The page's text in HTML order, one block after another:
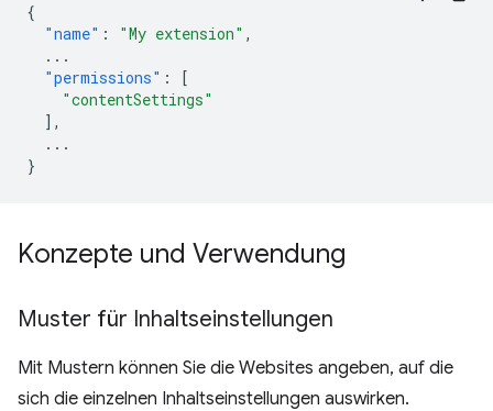
{
"name" : "My extension" ,
...
"permissions" :
[
"contentSettings"
],
...
}
Konzepte und Verwendung
Muster für Inhaltseinstellungen
Mit Mustern können Sie die Websites angeben, auf die
sich die einzelnen Inhaltseinstellungen auswirken.